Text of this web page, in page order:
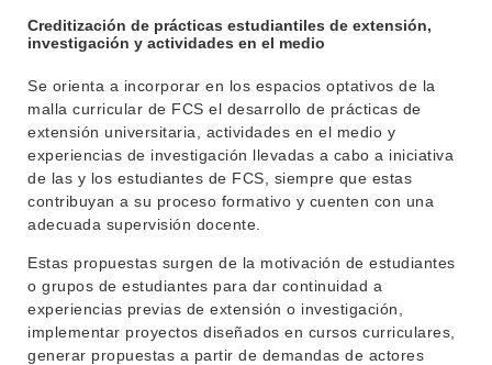
Creditización de prácticas estudiantiles de extensión,
investigación y actividades en el medio
Se orienta a incorporar en los espacios optativos de la
malla curricular de FCS el desarrollo de prácticas de
extensión universitaria, actividades en el medio y
experiencias de investigación llevadas a cabo a iniciativa
de las y los estudiantes de FCS, siempre que estas
contribuyan a su proceso formativo y cuenten con una
adecuada supervisión docente.
Estas propuestas surgen de la motivación de estudiantes
o grupos de estudiantes para dar continuidad a
experiencias previas de extensión o investigación,
implementar proyectos diseñados en cursos curriculares,
generar propuestas a partir de demandas de actores